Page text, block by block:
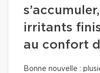
irritants
au confort
Bonne nouvelle :